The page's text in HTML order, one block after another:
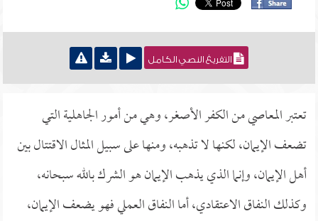
التفريغ النصي الكامل
تعتبر المعاصي من الكفر الأصغر، وهي من أمور الجاهلية التي
تضعف الإيمان، لكنها لا تذهبه، ومنها على سبيل المثال الاقتتال بين
أهل الإيمان، وإنما الذي يذهب الإيمان هو الشرك بالله سبحانه،
وكذلك النفاق الاعتقادي، أما النفاق العملي فهو يضعف الإيمان،